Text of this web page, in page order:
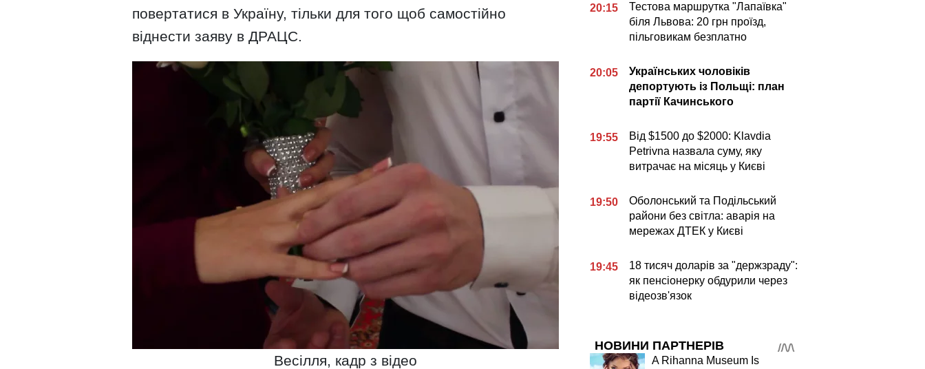
повертатися в Україну, тільки для того щоб самостійно
віднести заяву в ДРАЦС.
Весілля, кадр з відео
20:15
Тестова маршрутка "Лапаївка"
біля Львова: 20 грн проїзд,
пільговикам безплатно
20:05
Українських чоловіків
депортують із Польщі: план
партії Качинського
19:55
Від $1500 до $2000: Klavdia
Petrivna назвала суму, яку
витрачає на місяць у Києві
19:50
Оболонський та Подільський
райони без світла: аварія на
мережах ДТЕК у Києві
19:45
18 тисяч доларів за "держзраду":
як пенсіонерку обдурили через
відеозв'язок
НОВИНИ ПАРТНЕРІВ
A Rihanna Museum Is